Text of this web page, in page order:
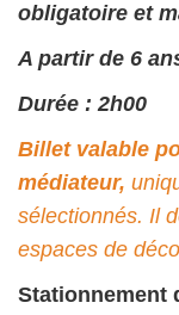
obligatoire et
A partir de 6
Durée : 2h00
Billet valable
médiateur,
sélectionnés. Il
espaces de
Stationnement